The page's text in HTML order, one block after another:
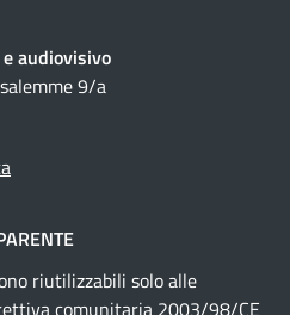
audiovisivo
9/a
riutilizzabili solo alle